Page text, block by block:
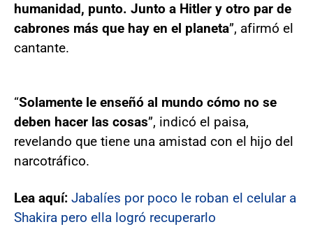
humanidad, punto. Junto a Hitler y otro par de
cabrones más que hay en el planeta”, afirmó el
cantante.
“Solamente le enseñó al mundo cómo no se
deben hacer las cosas”, indicó el paisa,
revelando que tiene una amistad con el hijo del
narcotráfico.
Lea aquí: Jabalíes por poco le roban el celular a
Shakira pero ella logró recuperarlo